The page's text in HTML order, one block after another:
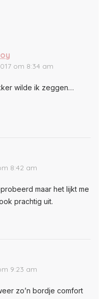
om 8:34 am
wilde ik zeggen…
8:42 am
maar het lijkt me
prachtig uit.
9:23 am
zo’n bordje comfort